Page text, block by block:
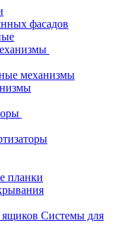
фасадов
механизмы
планки
Системы для